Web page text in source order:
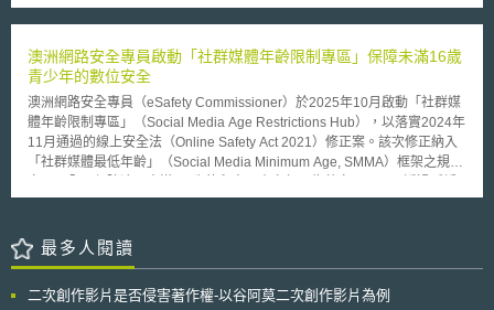
protezione dei dati personali）及CAN徵詢意見後，由 AGENAS 負責資料
處理，並經地方常設協調會議同意後，得以公告方式制定符合歐盟《一般資
料法規》（General Data Protection Regulation，GDPR）之風險控管與敏
感健康資料處理細則。 在確保資料安全合規後，法案強調對醫療保健之服
務可及性（accesso ai servizi）進行改善，病人能透過此平臺更便利地接觸
到社區醫療中心所提供之各類AI健康醫療服務，如診斷輔助、數位健康檔案
調閱等，亦符合AIA強調AI發展應確保社會公益等權利之宗旨。 參、醫療用
AI之限制與目標 法案第7條第5項規定AI僅能作為醫療決策輔助工具提供無
拘束力之建議，重申前述醫療平臺相關規定；AI亦不得根據歧視性標準選擇
紀錄等，要求醫用AI系統須持續監測、定期驗證與更新，以降低錯誤風險，
維護病人健康安全，亦明文強調醫療AI之使用應以改善身心障礙者生活為目
標。 四、總結 1146-B法案在醫療 AI 治理上，透過雙主管機關制平衡歐盟
險性（Insurability）端視對於以下各因素性質之評估： （1）可加以評估性
（Accessibility）：對於所產生之損害係屬可評估，並得以加以計量化、允
許訂出價格者（be Quantifiable to Allow Pricing）。 （2）無可事先安排者
（Randomness）：對於保險事故之發生，必須是不可預測者，並且其所發
生必須獨立於被保險者本身主觀意志（the Will of the Insured）之外。
（3）風險相互團體性（Mutuality）：相關保險者必須基於同時參加並組成
共同團體性，藉以達到分擔分散相關風險性。 （4）經濟上可行性
（Economic Feasibility）：必須使私人保險公司藉由收取適宜保費，便得
所述，可以明瞭並非所有風險，保險公司均願意承保而能達到分散風險者，
對於風險必須是可預測性並有承保價值，保險公司本身具有商業機制，依據
險機制之衡量思考，也當是如此。
源資源、智慧運輸系統以及智慧城市等，而這些都是當前歐洲無法忽略的問
力與品質，廣泛分享使用並發展公開資料資料以及研究資料、確認相關的法
律架構與政策屬有利發展、利用政府採購將資料科技帶入市場等項重點，以
政策的施行尚仰賴於其他的行動計畫以及各個會員國之間的合作 。而在資
料蒐集與利用逐漸擴張的情形下，歐盟執委會更於2014年7月2日發出聲
明，要求各國政府應重視巨量資料帶來的問題，並且指出在巨量資料的公共
諮詢中，有主要四個問題: (1)缺乏跨境的合作(2)未具有充分設施以及資金資
下，設立巨量資料中心，將以資料為基礎，將之與雲端使用構成供給鏈，藉
此幫助中小企業。 3. 當透過智慧聯網，及機器與機器間通訊取得資料時，
應針對資料所有權以及責任規範建立新的準則。 4. 建構資料標準，找出潛
澳洲網路安全專員啟動「社群媒體年齡限制專區」保障未滿16歲
青少年的數位安全
澳洲網路安全專員（eSafety Commissioner）於2025年10月啟動「社群媒
體年齡限制專區」（Social Media Age Restrictions Hub），以落實2024年
11月通過的線上安全法（Online Safety Act 2021）修正案。該次修正納入
「社群媒體最低年齡」（Social Media Minimum Age, SMMA）框架之規
取得帳號方式，而非全面禁止使用，以減輕青少年因登入帳號面臨的壓力及
體平台必須採取合理措施，防止16歲以下的青少年建立或保留帳戶。
eSafety 針對合理措施細節發布SMMA監管指引，並強調平台的合理措施不
證機制，限制特定年齡層的使用權限。eSafety調查顯示，儘管存在年齡限
最多人閱讀
二次創作影片是否侵害著作權-以谷阿莫二次創作影片為例